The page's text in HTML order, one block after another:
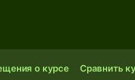
о курсе Сравнить